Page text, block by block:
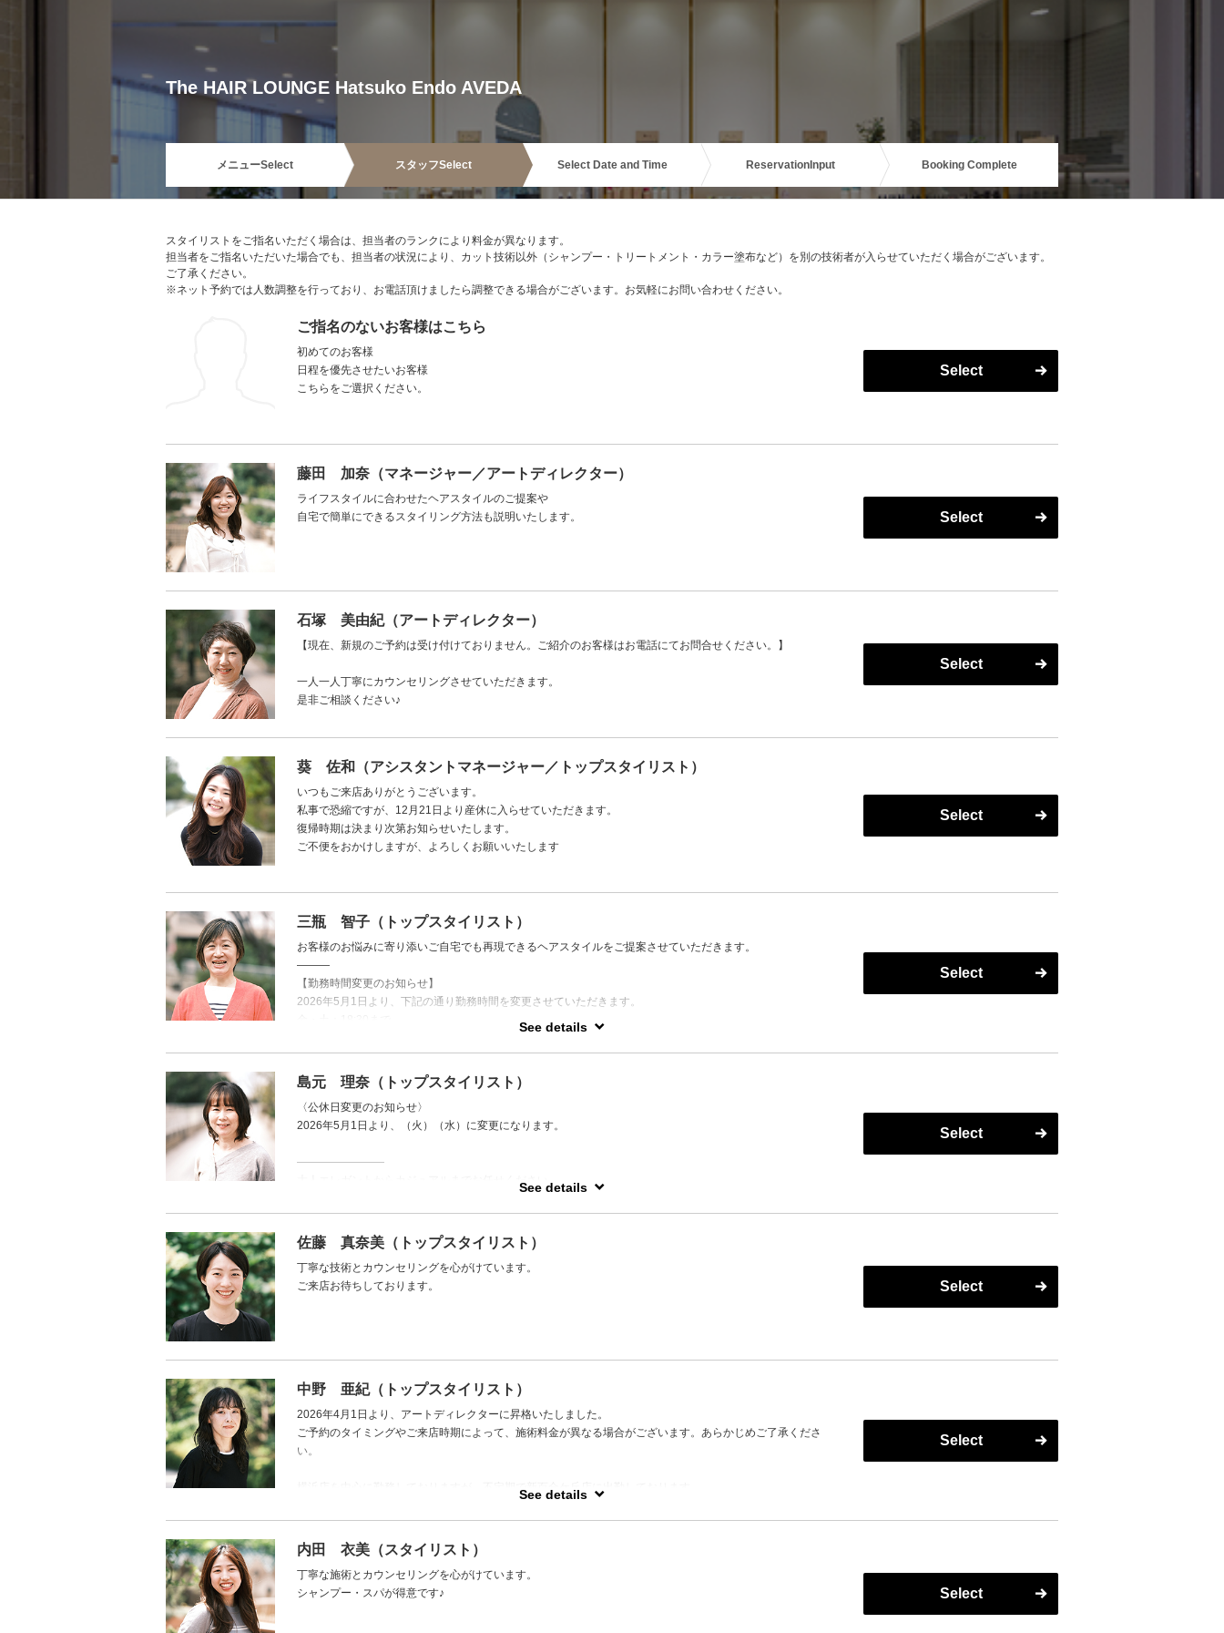
The HAIR LOUNGE Hatsuko Endo AVEDA
メニューSelect スタッフSelect Select Date and Time Reservation Input Booking Complete
スタイリストをご指名いただく場合は、担当者のランクにより料金が異なります。
担当者をご指名いただいた場合でも、担当者の状況により、カット技術以外（シャンプー・トリートメント・カラー塗布など）を別の技術者が入らせていただく場合がございます。
ご了承ください。
※ネット予約では人数調整を行っており、お電話頂けましたら調整できる場合がございます。お気軽にお問い合わせください。
ご指名のないお客様はこちら
初めてのお客様
日程を優先させたいお客様
こちらをご選択ください。
Select
藤田 加奈（マネージャー／アートディレクター）
ライフスタイルに合わせたヘアスタイルのご提案や
自宅で簡単にできるスタイリング方法も説明いたします。
Select
石塚 美由紀（アートディレクター）
【現在、新規のご予約は受け付けておりません。ご紹介のお客様はお電話にてお問合せください。】
一人一人丁寧にカウンセリングさせていただきます。
是非ご相談ください♪
Select
葵 佐和（アシスタントマネージャー／トップスタイリスト）
いつもご来店ありがとうございます。
私事で恐縮ですが、12月21日より産休に入らせていただきます。
復帰時期は決まり次第お知らせいたします。
ご不便をおかけしますが、よろしくお願いいたします
Select
三瓶 智子（トップスタイリスト）
お客様のお悩みに寄り添いご自宅でも再現できるヘアスタイルをご提案させていただきます。
―――
【勤務時間変更のお知らせ】
2026年5月1日より、下記の通り勤務時間を変更させていただきます。
See details
Select
島元 理奈（トップスタイリスト）
〈公休日変更のお知らせ〉
2026年5月1日より、（火）（水）に変更になります。
――――――――
大人エレガントからカジュアルまでお任せくださいSee details
Select
佐藤 真奈美（トップスタイリスト）
丁寧な技術とカウンセリングを心がけています。
ご来店お待ちしております。
Select
中野 亜紀（トップスタイリスト）
2026年4月1日より、アートディレクターに昇格いたしました。
ご予約のタイミングやご来店時期によって、施術料金が異なる場合がございます。あらかじめご了承くださ
い。
横浜店を中心に勤務しておりますが、不定期で新百合ケ丘店に出勤しております。
カウンセリングを通じてお客様のお悩みを引き出し、丁寧な接客を心がけてまいります。
See details
Select
内田 衣美（スタイリスト）
丁寧な施術とカウンセリングを心がけています。
シャンプー・スパが得意です♪
Select